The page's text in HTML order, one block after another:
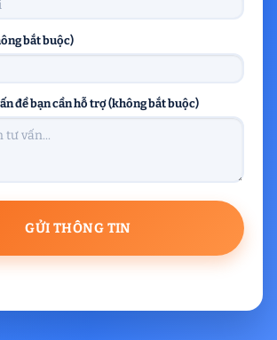
bắt buộc)
đề bạn cần hỗ trợ (không bắt buộc)